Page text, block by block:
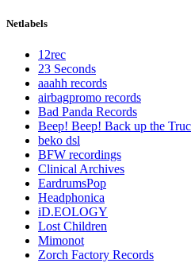
Netlabels
12rec
23 Seconds
aaahh records
airbagpromo records
Bad Panda Records
Beep! Beep! Back up the
beko dsl
BFW recordings
Clinical Archives
EardrumsPop
Headphonica
iD.EOLOGY
Lost Children
Mimonot
Zorch Factory Records